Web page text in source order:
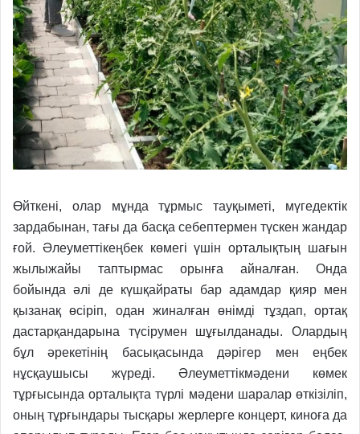
Өйткені, олар мұнда тұрмыс тауқыметі, мүгедектік
зардабынан, тағы да басқа себептермен түскен жандар
ғой. Әлеуметтікеңбек көмегі үшін орталықтың шағын
жылыжайы таптырмас орынға айналған. Онда
бойында әлі де күшқайраты бар адамдар қияр мен
қызанақ өсіріп, одан жиналған өнімді тұздап, ортақ
дастарқандарына түсірумен шұғылданады. Олардың
бұл әрекетінің басықасында дәрігер мен еңбек
нұсқаушысы жүреді. Әлеуметтікмәдени көмек
тұрғысында орталықта түрлі мәдени шаралар өткізіліп,
оның тұрғындары тысқары жерлерге концерт, киноға да